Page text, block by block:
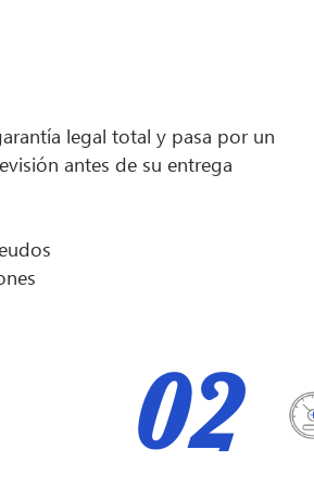
legal total y pasa por un
antes de su entrega
02